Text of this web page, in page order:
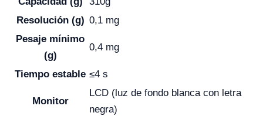
Resolución (g) 0,1 mg
Pesaje mínimo
(g)
0,4 mg
Tiempo estable ≤4 s
Monitor
LCD (luz de fondo blanca con letra
negra)